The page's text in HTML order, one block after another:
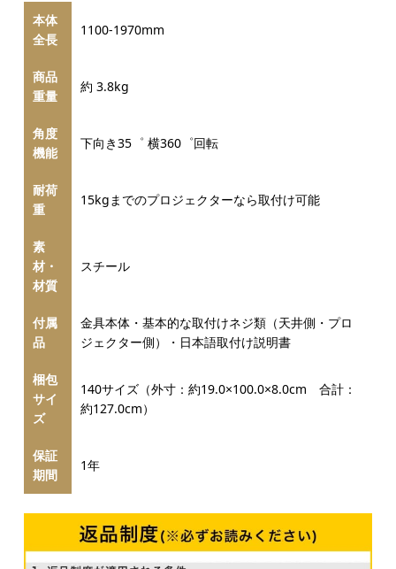
本体
全長
1100-1970mm
商品
重量
約 3.8kg
角度
機能
下向き35゜ 横360゜回転
耐荷
重
15kgまでのプロジェクターなら取付け可能
素
材・
材質
スチール
付属
品
金具本体・基本的な取付けネジ類（天井側・プロ
ジェクター側）・日本語取付け説明書
梱包
サイ
ズ
140サイズ（外寸：約19.0×100.0×8.0cm 合計：
約127.0cm）
保証
期間
1年